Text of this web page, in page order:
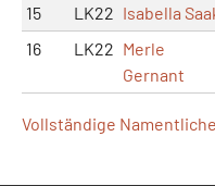
15
LK22 Isabella
16
LK22 Merle
Gernant
Vollständige